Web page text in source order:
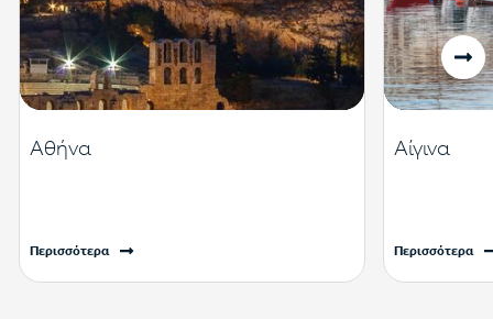
Αθήνα
Περισσότερα
Αίγινα
Περισσότερα